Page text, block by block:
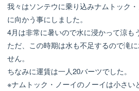
我々はソンテウに乗り込みナムトック・
に向かう事にしました。
4月は非常に暑いので水に浸かって涼も
ただ、この時期は水も不足するので滝
せん。
ちなみに運賃は一人20バーツでした。
※ナムトック・ノーイのノーイは小さい